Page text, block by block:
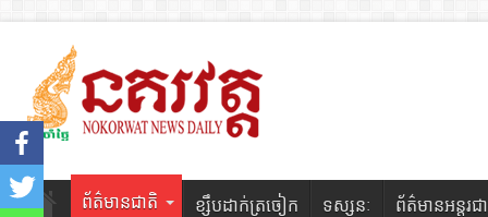
ព័ត៌មានជាតិ ខ្សឹបដាក់ត្រចៀក ទស្សនៈ ព័ត៌មានអន្តរជ